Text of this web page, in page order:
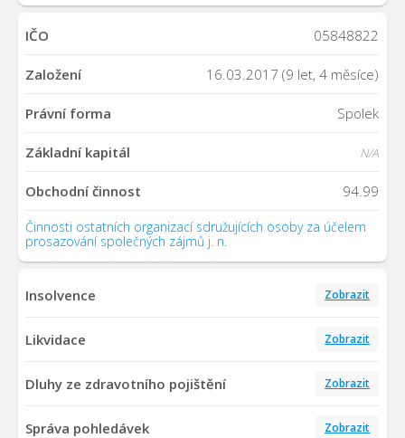
IČO 05848822
Založení 16.03.2017 (9 let, 4 měsíce)
Právní forma Spolek
Základní kapitál N/A
Obchodní činnost 94.99
Činnosti ostatních organizací sdružujících osoby za účelem
prosazování společných zájmů j. n.
Insolvence Zobrazit
Likvidace Zobrazit
Dluhy ze zdravotního pojištění Zobrazit
Správa pohledávek Zobrazit